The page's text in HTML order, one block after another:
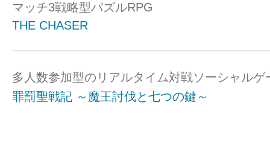
マッチ3戦略型パズルRPG
THE CHASER
多人数参加型のリアルタイム対戦ソーシャルゲ
罪罰聖戦記 ～魔王討伐と七つの鍵～